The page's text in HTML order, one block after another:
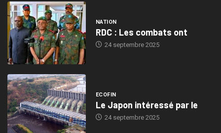
NATION
RDC : Les combats ont
24 septembre 2025
ECOFIN
Le Japon intéressé par le
24 septembre 2025